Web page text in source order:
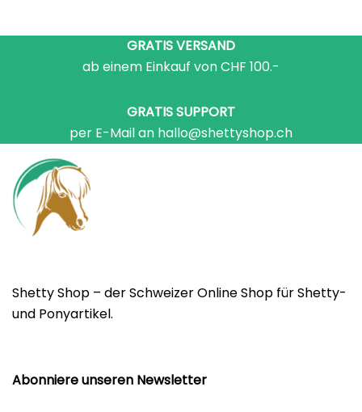
GRATIS VERSAND
ab einem Einkauf von CHF 100.-
GRATIS SUPPORT
per E-Mail an hallo@shettyshop.ch
Shetty Shop – der Schweizer Online Shop für Shetty-
und Ponyartikel.
Abonniere unseren Newsletter